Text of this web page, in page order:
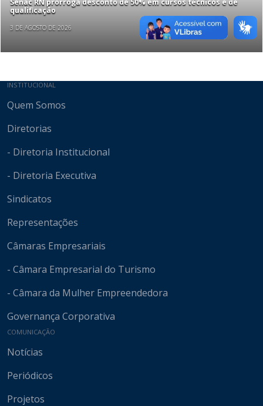
Senac RN prorroga desconto de 50% em cursos técnicos e de
qualificação
3 DE AGOSTO DE 2026
Mapa do site
INSTITUCIONAL
Quem Somos
Diretorias
- Diretoria Institucional
- Diretoria Executiva
Sindicatos
Representações
Câmaras Empresariais
- Câmara Empresarial do Turismo
- Câmara da Mulher Empreendedora
Governança Corporativa
COMUNICAÇÃO
Notícias
Periódicos
Projetos